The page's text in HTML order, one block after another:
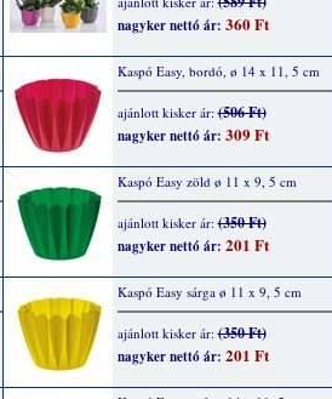
nagyker nettó ár: 360 Ft
Kaspó Easy, bordó, ø 14 x 11, 5 cm
ajánlott kisker ár:(506 Ft)
nagyker nettó ár: 309 Ft
Kaspó Easy zöld ø 11 x 9, 5 cm
ajánlott kisker ár:(350 Ft)
nagyker nettó ár: 201 Ft
Kaspó Easy sárga ø 11 x 9, 5 cm
ajánlott kisker ár:(350 Ft)
nagyker nettó ár: 201 Ft